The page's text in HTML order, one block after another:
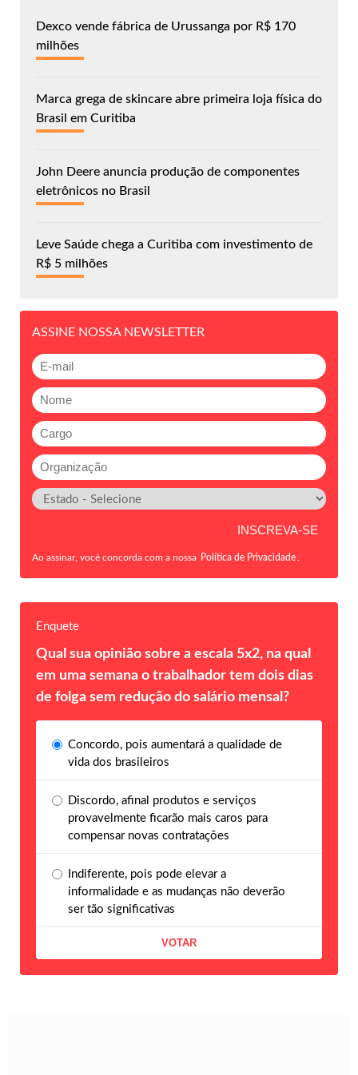
Dexco vende fábrica de Urussanga por R$ 170
milhões
Marca grega de skincare abre primeira loja física do
Brasil em Curitiba
John Deere anuncia produção de componentes
eletrônicos no Brasil
Leve Saúde chega a Curitiba com investimento de
R$ 5 milhões
ASSINE NOSSA NEWSLETTER
Ao assinar, você concorda com a nossa Política de Privacidade
Enquete
Qual sua opinião sobre a escala 5x2, na qual
em uma semana o trabalhador tem dois dias
de folga sem redução do salário mensal?
Concordo, pois aumentará a qualidade de
vida dos brasileiros
Discordo, afinal produtos e serviços
provavelmente ficarão mais caros para
compensar novas contratações
Indiferente, pois pode elevar a
informalidade e as mudanças não deverão
ser tão significativas